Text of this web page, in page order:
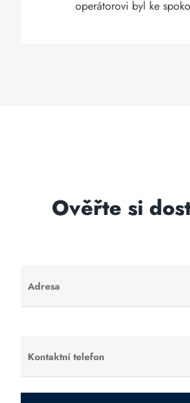
operátorovi byl ke
Ověřte si
Adresa
Ponechte
toto pole
Kontaktní telefon
Ponechte
toto pole
prázdné.